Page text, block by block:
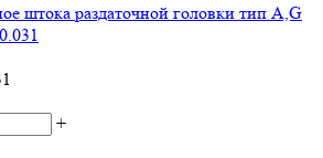
штока раздаточной головки тип A,G
+